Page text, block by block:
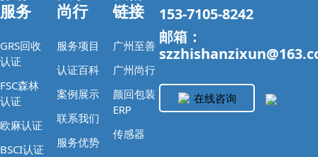
服务
GRS回收
认证
FSC森林
认证
欧麻认证
BSCI认证
尚行
服务项目
认证百科
案例展示
联系我们
服务优势
链接
广州至善
广州尚行
颜回包装
ERP
传感器
153-7105-8242
邮箱：
在线咨询